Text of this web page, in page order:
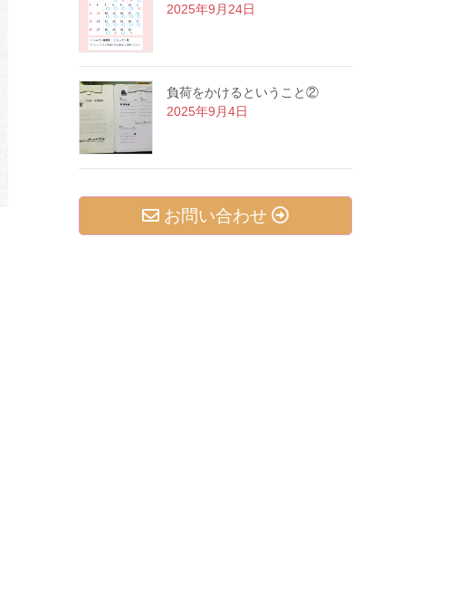
2025年9月24日
負荷をかけるということ②
2025年9月4日
お問い合わせ